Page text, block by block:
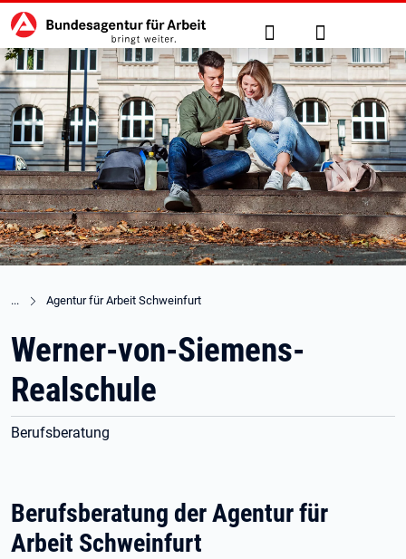
zu den Hauptinhalten springen
Hauptnavigation Suche Anmelden
Agentur für Arbeit Schweinfurt
Werner-von-Siemens-
Realschule
Berufsberatung
Berufsberatung der Agentur für
Arbeit Schweinfurt